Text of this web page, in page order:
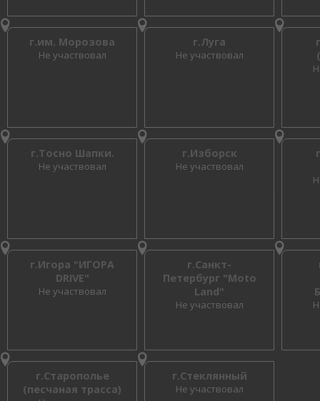
г.им. Морозова
Не участвовал
г.Луга
Не участвовал
г.Тосно Шапки.
Не участвовал
г.Изборск
Не участвовал
г.Игора "ИГОРА
DRIVE"
Не участвовал
г.Санкт-
Петербург "Moto
Land"
Не участвовал
г.Старополье
(песчаная трасса)
г.Стеклянный
Не участвовал